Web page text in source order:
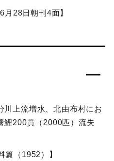
月28日朝刊4面】
川上流増水、北由布村にお
鯉200貫（2000匹）流失
篇（1952）】